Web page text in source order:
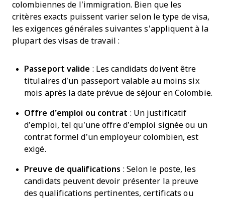
colombiennes de l’immigration. Bien que les
critères exacts puissent varier selon le type de visa,
les exigences générales suivantes s’appliquent à la
plupart des visas de travail :
Passeport valide : Les candidats doivent être
titulaires d’un passeport valable au moins six
mois après la date prévue de séjour en Colombie.
Offre d’emploi ou contrat : Un justificatif
d’emploi, tel qu’une offre d’emploi signée ou un
contrat formel d’un employeur colombien, est
exigé.
Preuve de qualifications : Selon le poste, les
candidats peuvent devoir présenter la preuve
des qualifications pertinentes, certificats ou